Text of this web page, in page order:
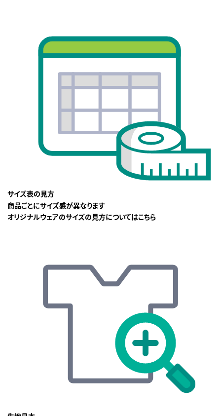
サイズ表の見方
商品ごとにサイズ感が異なります
オリジナルウェアのサイズの見方についてはこちら